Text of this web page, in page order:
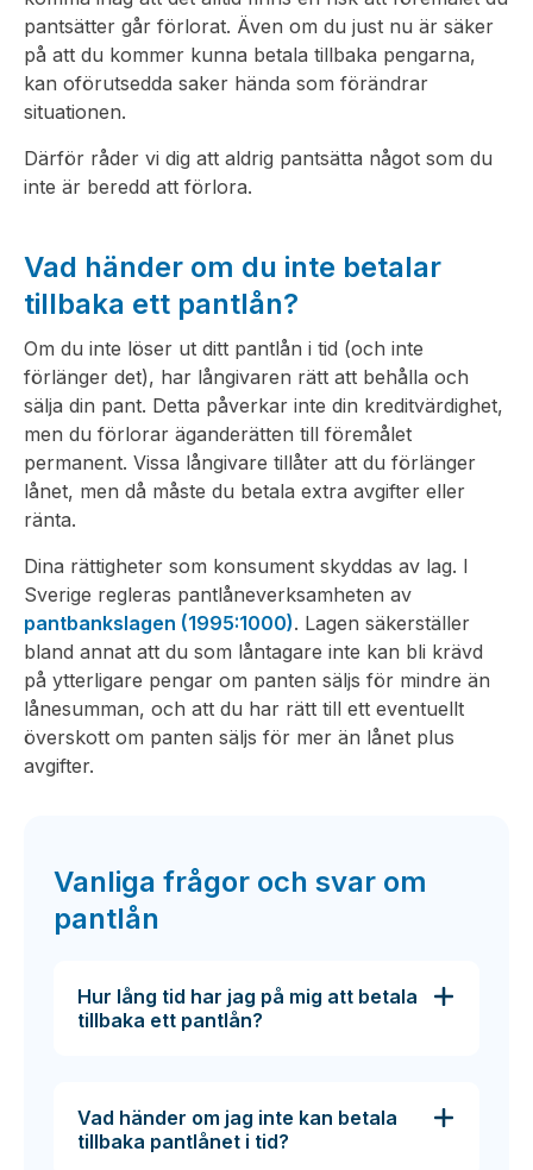
pantsätter går förlorat. Även om du just nu är säker
på att du kommer kunna betala tillbaka pengarna,
kan oförutsedda saker hända som förändrar
situationen.
Därför råder vi dig att aldrig pantsätta något som du
inte är beredd att förlora.
Vad händer om du inte betalar
tillbaka ett pantlån?
Om du inte löser ut ditt pantlån i tid (och inte
förlänger det), har långivaren rätt att behålla och
sälja din pant. Detta påverkar inte din kreditvärdighet,
men du förlorar äganderätten till föremålet
permanent. Vissa långivare tillåter att du förlänger
lånet, men då måste du betala extra avgifter eller
ränta.
Dina rättigheter som konsument skyddas av lag. I
Sverige regleras pantlåneverksamheten av
pantbankslagen (1995:1000). Lagen säkerställer
bland annat att du som låntagare inte kan bli krävd
på ytterligare pengar om panten säljs för mindre än
lånesumman, och att du har rätt till ett eventuellt
överskott om panten säljs för mer än lånet plus
avgifter.
Vanliga frågor och svar om
pantlån
Hur lång tid har jag på mig att betala
tillbaka ett pantlån?
Vad händer om jag inte kan betala
tillbaka pantlånet i tid?